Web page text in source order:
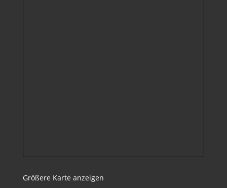
Größere Karte anzeigen